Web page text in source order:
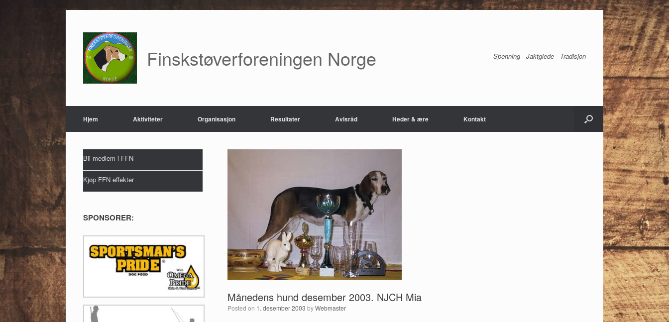
content
Finskstøverforeningen Norge Spenning - Jaktglede - Tradisjon
Hjem Aktiviteter Organisasjon Resultater Avlsråd Heder & ære Kontakt
Månedens hund desember 2003. NJCH Mia
Posted on 1. desember 2003 byWebmaster
Bli medlem i FFN
Kjøp FFN effekter
SPONSORER: